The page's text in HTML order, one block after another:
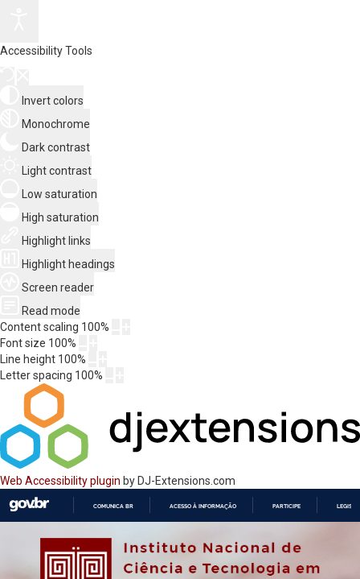
Accessibility Tools
Invert colors
Monochrome
Dark contrast
Light contrast
Low saturation
High saturation
Highlight links
Highlight headings
Screen reader
Read mode
Content scaling 100%
Font size 100%
Line height 100%
Letter spacing 100%
Web Accessibility plugin by DJ-Extensions.com
O
COMUNICA BR ACESSO À INFORMAÇÃO PARTICIPE